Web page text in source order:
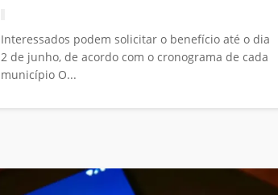
Interessados podem solicitar o benefício até o dia
2 de junho, de acordo com o cronograma de cada
município O...